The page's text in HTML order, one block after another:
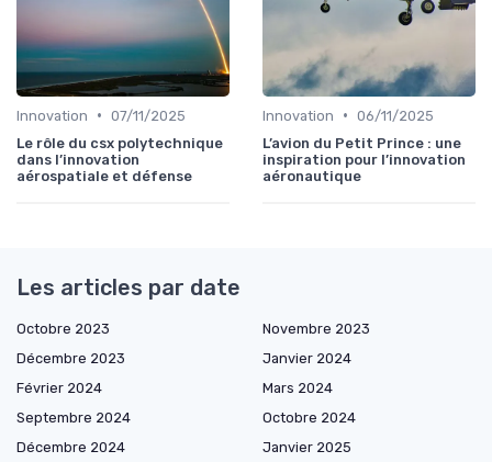
Innovation • 07/11/2025
Le rôle du csx polytechnique
dans l’innovation
aérospatiale et défense
Innovation • 06/11/2025
L’avion du Petit Prince : une
inspiration pour l’innovation
aéronautique
Les articles par date
Octobre 2023
Novembre 2023
Décembre 2023
Janvier 2024
Février 2024
Mars 2024
Septembre 2024
Octobre 2024
Décembre 2024
Janvier 2025